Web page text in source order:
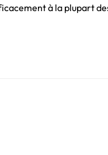
à la plupart